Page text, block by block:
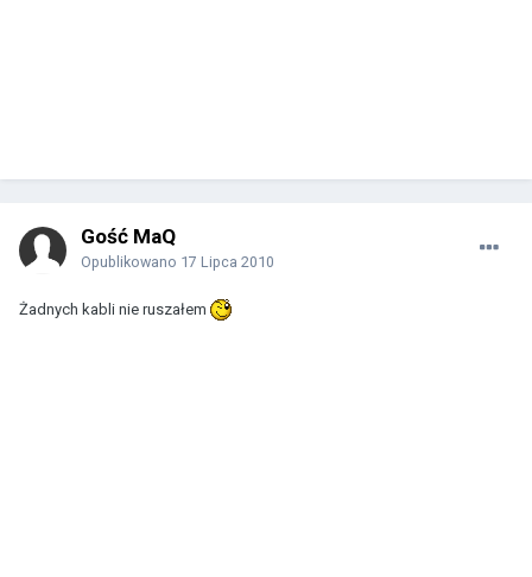
Gość MaQ
Opublikowano 17 Lipca 2010
Żadnych kabli nie ruszałem